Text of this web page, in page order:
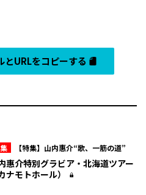
とURLをコピーする
【特集】山内惠介“歌、一筋の道”
惠介特別グラビア・北海道ツアー
ナモトホール）